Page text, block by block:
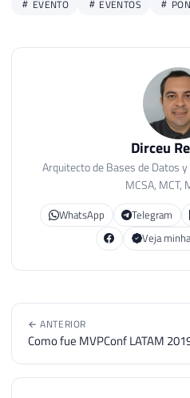
EVENTO
EVENTOS
Dirceu
Arquitecto de Bases de Datos y
MCSA, MCT,
WhatsApp
Telegram
Veja
← ANTERIOR
Como fue MVPConf LATAM